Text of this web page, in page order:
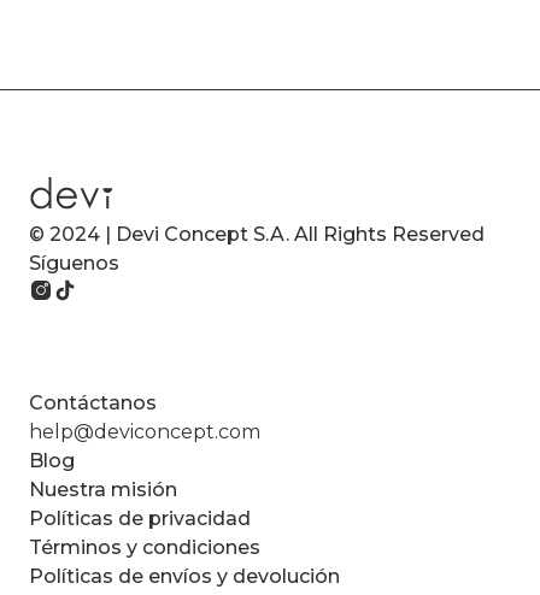
© 2024 | Devi Concept S.A. All Rights Reserved
Síguenos
Contáctanos
help@deviconcept.com
Blog
Nuestra misión
Políticas de privacidad
Términos y condiciones
Políticas de envíos y devolución